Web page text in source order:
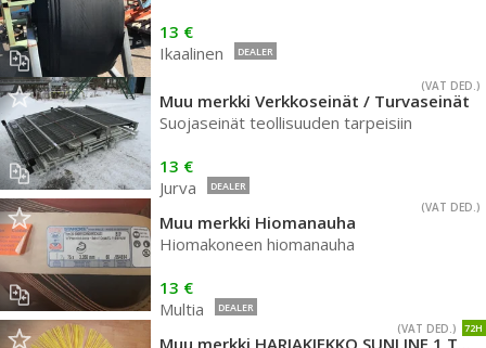
13 €
Ikaalinen
DEALER
(VAT DED.)
Muu merkki Verkkoseinät / Turvaseinät
Suojaseinät teollisuuden tarpeisiin
13 €
Jurva
DEALER
(VAT DED.)
Muu merkki Hiomanauha
Hiomakoneen hiomanauha
13 €
Multia
DEALER
72H
(VAT DED.)
Muu merkki HARJAKIEKKO SUNLINE 1 TAPPI 7900MM